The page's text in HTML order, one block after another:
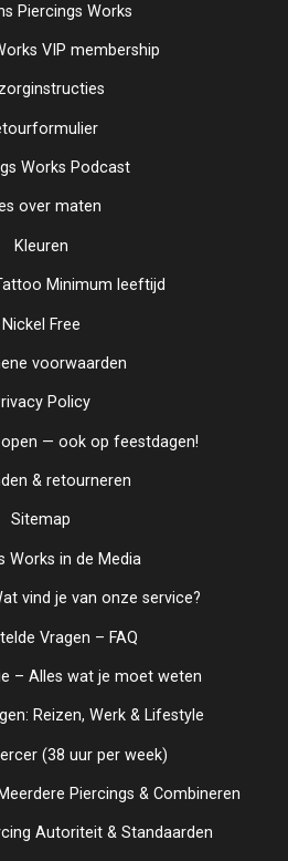
Piercings Works
VIP membership
Works Podcast
over maten
Kleuren
Minimum leeftijd
Nickel Free
voorwaarden
Policy
— ook op feestdagen!
& retourneren
Sitemap
Works in de Media
vind je van onze service?
Vragen – FAQ
– Alles wat je moet weten
Reizen, Werk & Lifestyle
(38 uur per week)
Piercings & Combineren
Autoriteit & Standaarden